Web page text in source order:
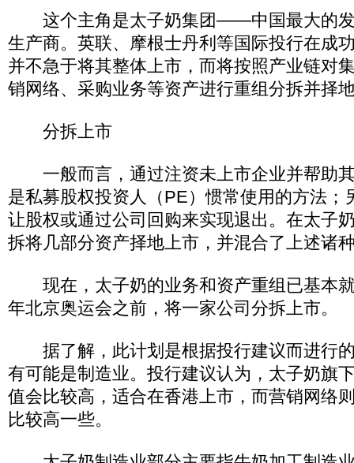
这个主角是太子奶集团——中国最大的发
生产商。英联、摩根士丹利等国际投行在成
并不急于将其整体上市，而将按照产业链对
销网络、采购业务等资产进行重组分拆并择
分拆上市
一般而言，通过注资未上市企业并帮助
是私募股权投资人（PE）惯常使用的方法；
让股权或通过公司回购来实现退出。在太子
拆将几部分资产择地上市，并混合了上述诸
现在，太子奶的业务和资产重组已基本
年北京奥运会之前，将一家公司分拆上市。
据了解，此计划是根据投行建议而进行
有可能是制造业。投行建议认为，太子奶旗
值会比较高，适合在香港上市，而营销网络
比较高一些。